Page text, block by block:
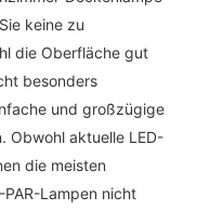
keine zu
die Oberfläche gut
besonders
und großzügige
Obwohl aktuelle LED-
die meisten
Lampen nicht